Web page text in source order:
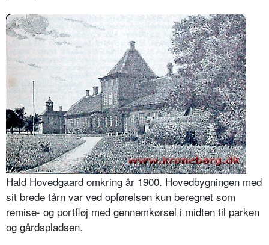
Hald Hovedgaard omkring år 1900. Hovedbygningen med
sit brede tårn var ved opførelsen kun beregnet som
remise- og portfløj med gennemkørsel i midten til parken
og gårdspladsen.